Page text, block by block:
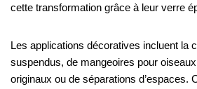
cette transformation grâce à leur verre
Les applications décoratives incluent la
suspendus, de mangeoires pour
originaux ou de séparations d’espaces.